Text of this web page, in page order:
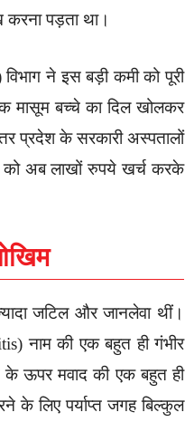
करना पड़ता था।
ने इस बड़ी कमी को पूरी
मासूम बच्चे का दिल खोलकर
प्रदेश के सरकारी अस्पतालों
को अब लाखों रुपये खर्च करके
जटिल और जानलेवा थीं।
नाम की एक बहुत ही गंभीर
के ऊपर मवाद की एक बहुत ही
लिए पर्याप्त जगह बिल्कुल